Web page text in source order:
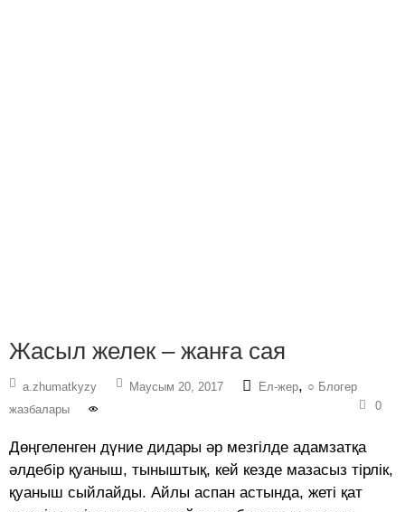
Жасыл желек – жанға сая
a.zhumatkyzy Маусым 20, 2017 Ел-жер, ○ Блогер
жазбалары
0
Дөңгеленген дүние дидары әр мезгілде адамзатқа
әлдебір қуаныш, тыныштық, кей кезде мазасыз тірлік,
қуаныш сыйлайды. Айлы аспан астында, жеті қат